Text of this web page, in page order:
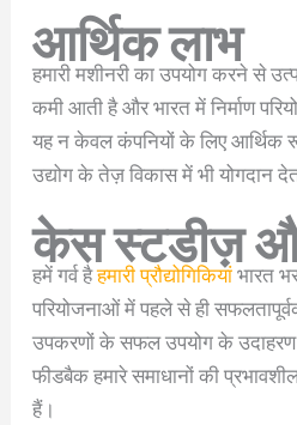
आर्थिक लाभ
हमारी मशीनरी का उपयोग करने से
कमी आती है और भारत में निर्माण
यह न केवल कंपनियों के लिए आर्थिक
उद्योग के तेज़ विकास में भी योगदान
केस स्टडीज़
हमें गर्व हैहमारी प्रौद्योगिकियांभारत भर
परियोजनाओं में पहले से ही
उपकरणों के सफल उपयोग के उदाहरण
फीडबैक हमारे समाधानों की
हैं।